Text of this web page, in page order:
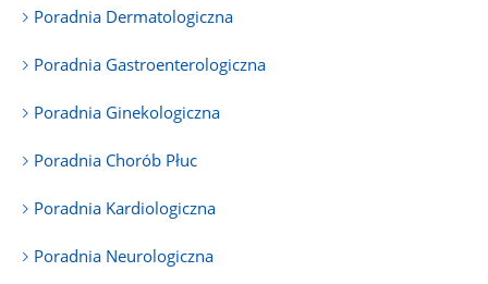
Poradnia Dermatologiczna
Poradnia Gastroenterologiczna
Poradnia Ginekologiczna
Poradnia Chorób Płuc
Poradnia Kardiologiczna
Poradnia Neurologiczna